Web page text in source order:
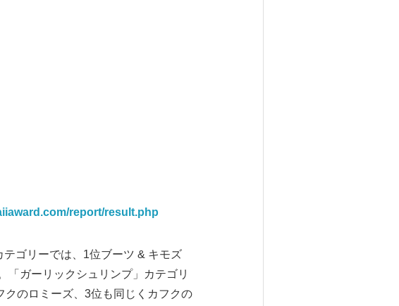
report/result.php
ゴリーでは、1位ブーツ & キモズ
「ガーリックシュリンプ」カテゴリ
のロミーズ、3位も同じくカフクの